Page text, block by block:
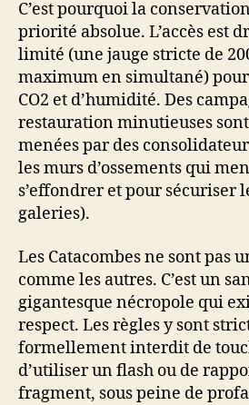
C’est pourquoi la
priorité absolue. L’accès est
limité (une jauge stricte de
maximum en simultané)
CO2 et d’humidité. Des
restauration minutieuses
menées par des
les murs d’ossements qui
s’effondrer et pour sécuriser
galeries).
Les Catacombes ne sont pas
comme les autres. C’est un
gigantesque nécropole qui
respect. Les règles y sont
formellement interdit de
d’utiliser un flash ou de
fragment, sous peine de